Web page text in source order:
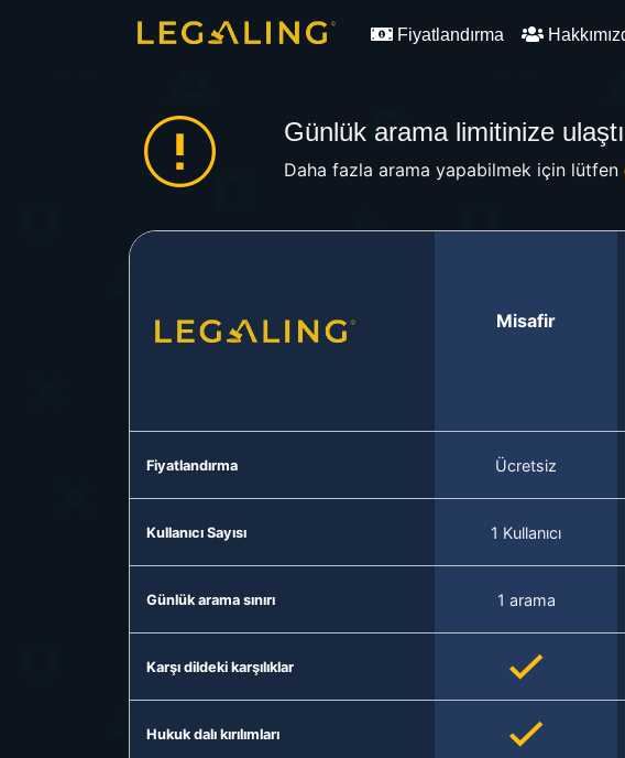
Fiyatlandırma
Günlük arama limitinize
Daha fazla arama yapabilmek için lütfen
Misafir
Fiyatlandırma Ücretsiz
Kullanıcı Sayısı 1 Kullanıcı
Günlük arama sınırı 1 arama
Karşı dildeki karşılıklar
Hukuk dalı kırılımları